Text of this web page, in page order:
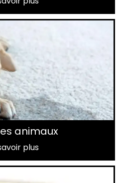
animaux
plus